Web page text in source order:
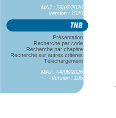
MAJ : 29/07/2026
Version : 1525
Présentation
Recherche par code
Recherche par chapitre
Recherche sur autres critères
Téléchargement
MAJ : 04/06/2026
Version : 105